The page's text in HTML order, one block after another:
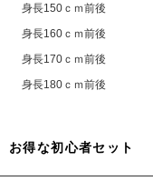
身長150ｃｍ前後
身長160ｃｍ前後
身長170ｃｍ前後
身長180ｃｍ前後
お得な初心者セット